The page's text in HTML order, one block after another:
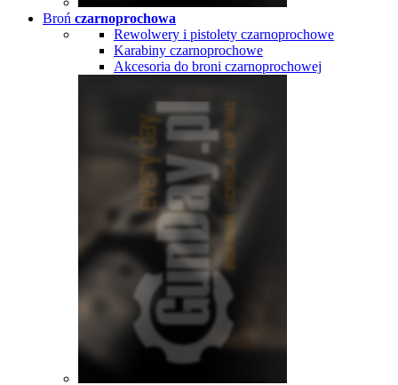
Broń czarnoprochowa
Rewolwery i pistolety czarnoprochowe
Karabiny czarnoprochowe
Akcesoria do broni czarnoprochowej